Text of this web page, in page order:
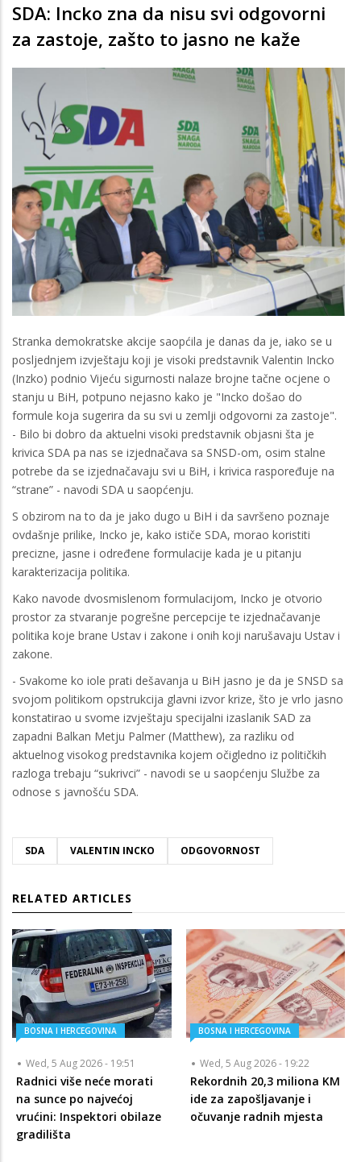
SDA: Incko zna da nisu svi odgovorni
za zastoje, zašto to jasno ne kaže
Stranka demokratske akcije saopćila je danas da je, iako se u
posljednjem izvještaju koji je visoki predstavnik Valentin Incko
(Inzko) podnio Vijeću sigurnosti nalaze brojne tačne ocjene o
stanju u BiH, potpuno nejasno kako je "Incko došao do
formule koja sugerira da su svi u zemlji odgovorni za zastoje".
- Bilo bi dobro da aktuelni visoki predstavnik objasni šta je
krivica SDA pa nas se izjednačava sa SNSD-om, osim stalne
potrebe da se izjednačavaju svi u BiH, i krivica raspoređuje na
“strane” - navodi SDA u saopćenju.
S obzirom na to da je jako dugo u BiH i da savršeno poznaje
ovdašnje prilike, Incko je, kako ističe SDA, morao koristiti
precizne, jasne i određene formulacije kada je u pitanju
karakterizacija politika.
Kako navode dvosmislenom formulacijom, Incko je otvorio
prostor za stvaranje pogrešne percepcije te izjednačavanje
politika koje brane Ustav i zakone i onih koji narušavaju Ustav i
zakone.
- Svakome ko iole prati dešavanja u BiH jasno je da je SNSD sa
svojom politikom opstrukcija glavni izvor krize, što je vrlo jasno
konstatirao u svome izvještaju specijalni izaslanik SAD za
zapadni Balkan Metju Palmer (Matthew), za razliku od
aktuelnog visokog predstavnika kojem očigledno iz političkih
razloga trebaju “sukrivci” - navodi se u saopćenju Službe za
odnose s javnošću SDA.
SDA VALENTIN INCKO ODGOVORNOST
RELATED ARTICLES
BOSNA I HERCEGOVINA
Wed, 5 Aug 2026 - 19:51
Radnici više neće morati
na sunce po najvećoj
vrućini: Inspektori obilaze
gradilišta
BOSNA I HERCEGOVINA
Wed, 5 Aug 2026 - 19:22
Rekordnih 20,3 miliona KM
ide za zapošljavanje i
očuvanje radnih mjesta